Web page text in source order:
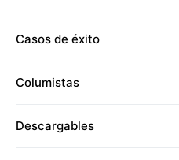
Casos de éxito
Columistas
Descargables